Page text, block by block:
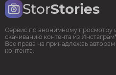
StorStories
Сервис по анонимному просмотру
скачиванию контента из
Все права на принадлежаь авторам
контента.